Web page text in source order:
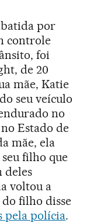
por
controle
foi
de 20
mãe, Katie
seu veículo
no
Estado de
mãe, ela
filho que
deles
voltou a
filho disse
pela polícia.